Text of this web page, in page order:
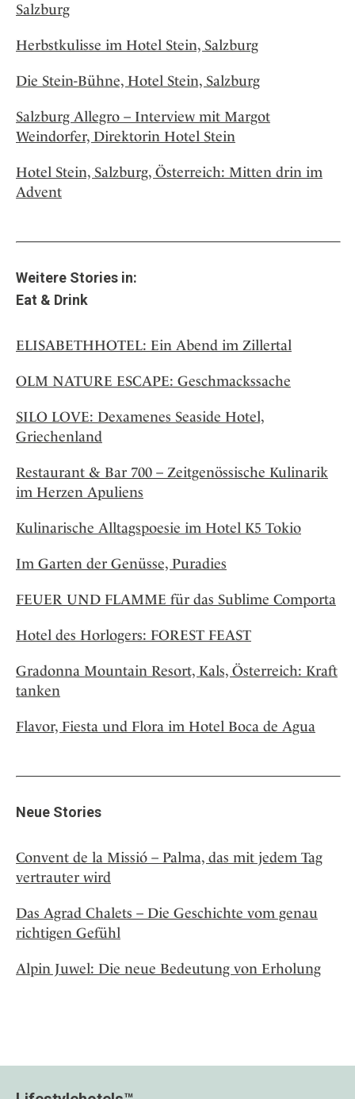
Salzburg
Herbstkulisse im Hotel Stein, Salzburg
Die Stein-Bühne, Hotel Stein, Salzburg
Salzburg Allegro – Interview mit Margot
Weindorfer, Direktorin Hotel Stein
Hotel Stein, Salzburg, Österreich: Mitten drin im
Advent
Weitere Stories in:
Eat & Drink
ELISABETHHOTEL: Ein Abend im Zillertal
OLM NATURE ESCAPE: Geschmackssache
SILO LOVE: Dexamenes Seaside Hotel,
Griechenland
Restaurant & Bar 700 – Zeitgenössische Kulinarik
im Herzen Apuliens
Kulinarische Alltagspoesie im Hotel K5 Tokio
Im Garten der Genüsse, Puradies
FEUER UND FLAMME für das Sublime Comporta
Hotel des Horlogers: FOREST FEAST
Gradonna Mountain Resort, Kals, Österreich: Kraft
tanken
Flavor, Fiesta und Flora im Hotel Boca de Agua
Neue Stories
Convent de la Missió – Palma, das mit jedem Tag
vertrauter wird
Das Agrad Chalets – Die Geschichte vom genau
richtigen Gefühl
Alpin Juwel: Die neue Bedeutung von Erholung